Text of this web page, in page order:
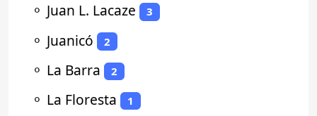
⚬ Juan L. Lacaze 3
⚬ Juanicó 2
⚬ La Barra 2
⚬ La Floresta 1